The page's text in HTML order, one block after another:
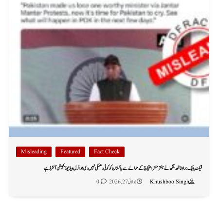
Fact Check
Featured
Misleading
فیکٹ چیک: راجناتھ سنگھ نے جنتر منتر احتجاج کے حوالے سے پاکستان کو کوئی دھمکی نہیں دی؛ وائرل ویڈیو ڈیجیٹلی آلٹرڈ ہے
Khushboo Singh
جولائی 27, 2026 0